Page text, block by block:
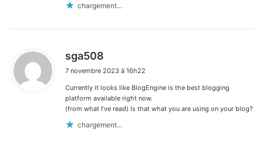
chargement…
sga508
t
:
7 novembre 2023 à 16h22
Currently it looks like BlogEngine is the best blogging
platform available right now.
(from what I’ve read) Is that what you are using on your blog?
chargement…